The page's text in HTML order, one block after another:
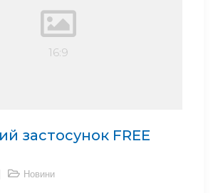
застосунок FREE
Новини